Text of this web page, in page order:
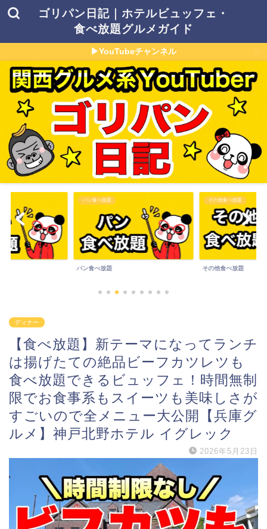
ゴリパン日記｜ホテルビュッフェ・
食べ放題グルメガイド
▶YouTubeチャンネル
パン食べ放題
パン食べ放題
その他食べ放題
その他食べ放題
ディナー
【食べ放題】新テーマになってランチ
は揚げたての絶品ビーフカツレツも
食べ放題できるビュッフェ！時間無制
限でお食事系もスイーツも美味しさが
すごいので全メニュー大公開【兵庫グ
ルメ】神戸北野ホテル イグレック
2026年5月23日